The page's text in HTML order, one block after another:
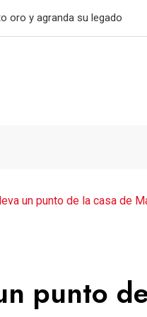
hasta 2032
un punto de la casa de
punto